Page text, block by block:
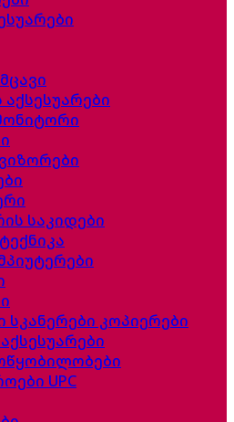
საკიდები
სკანერები კოპიერები
UPC